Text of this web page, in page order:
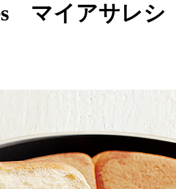
マイアサレシ